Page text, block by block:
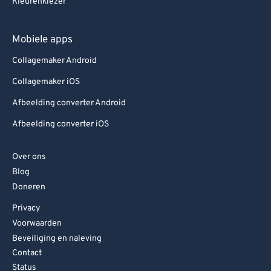
Mobiele apps
Collagemaker Android
Collagemaker iOS
Afbeelding converter Android
Afbeelding converter iOS
Over ons
Blog
Doneren
Privacy
Voorwaarden
Beveiliging en naleving
Contact
Status